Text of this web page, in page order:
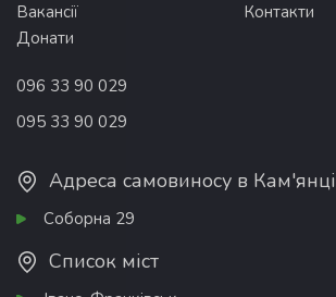
Вакансії
Контакти
Донати
096 33 90 029
095 33 90 029
Адреса самовиносу в Кам'янці
Соборна 29
Список міст